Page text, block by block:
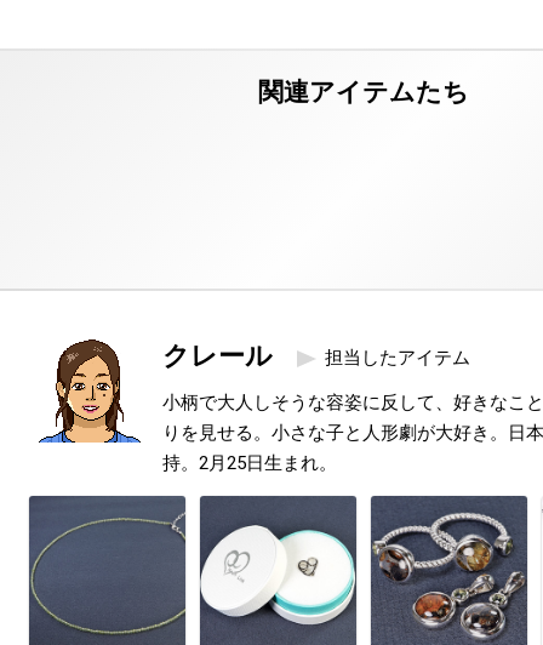
クレール 担当したアイテム
小柄で大人しそうな容姿に反して、好きなこ
りを見せる。小さな子と人形劇が大好き。日
持。2月25日生まれ。